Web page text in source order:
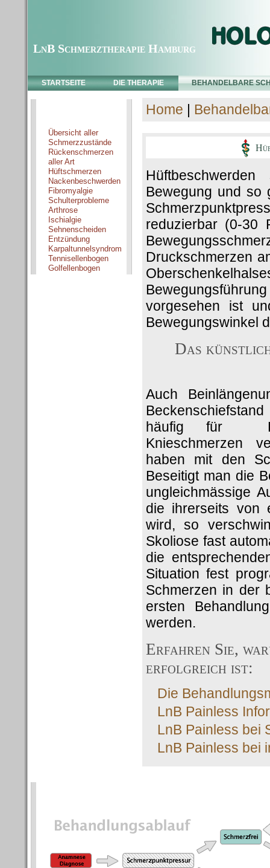
LnB Schmerztherapie Hamburg
STARTSEITE DIE THERAPIE BEHANDELBARE
Übersicht aller
Schmerzzustände
Rückenschmerzen
aller Art
Hüftschmerzen
Nackenbeschwerden
Fibromyalgie
Schulterprobleme
Arthrose
Ischialgie
Sehnenscheiden
Entzündung
Karpaltunnelsyndrom
Tennisellenbogen
Golfellenbogen
Home |
Bewegung und so
reduzierbar (0-30
Druckschmerzen
vorgesehen ist
Bewegungswinkel
Das
Auch
häufig für
Knieschmerzen
haben mit den
Beseitigt man die
ungleichmässige
die ihrerseits von
wird, so
Skoliose fast
die
Situation fest
Schmerzen in der
ersten
werden.
Erfahren Sie,
erfolgreich ist:
Die
LnB Painless
LnB Painless bei
LnB Painless bei